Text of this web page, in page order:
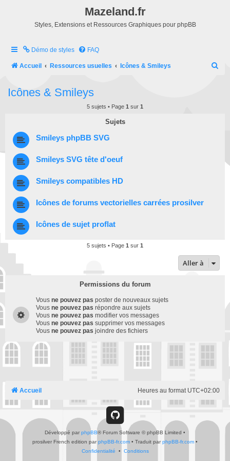
Mazeland.fr
Styles, Extensions et Ressources Graphiques pour phpBB
Démo de styles FAQ
Accueil Ressources usuelles Icônes & Smileys
Icônes & Smileys
5 sujets • Page 1 sur 1
Sujets
Smileys phpBB SVG
Smileys SVG tête d'oeuf
Smileys compatibles HD
Icônes de forums vectorielles carrées prosilver
Icônes de sujet proflat
5 sujets • Page 1 sur 1
Aller à
Permissions du forum
Vous ne pouvez pas poster de nouveaux sujets
Vous ne pouvez pas répondre aux sujets
Vous ne pouvez pas modifier vos messages
Vous ne pouvez pas supprimer vos messages
Vous ne pouvez pas joindre des fichiers
Accueil Heures au format UTC+02:00
G
i
t
Développé par phpBB® Forum Software © phpBB Limited •
prosilver French edition parphpBB-fr.com • Traduit parphpBB-fr.com •
Confidentialité • Conditions